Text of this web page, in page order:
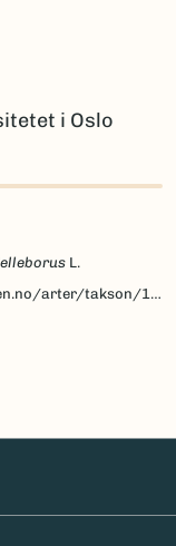
i Oslo
L.
114364/beskrivelse